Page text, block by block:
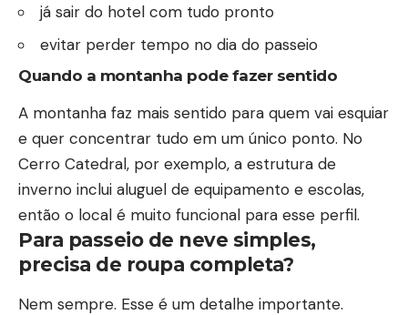
já sair do hotel com tudo pronto
evitar perder tempo no dia do passeio
Quando a montanha pode fazer sentido
A montanha faz mais sentido para quem vai esquiar
e quer concentrar tudo em um único ponto. No
Cerro Catedral, por exemplo, a estrutura de
inverno inclui aluguel de equipamento e escolas,
então o local é muito funcional para esse perfil.
Para passeio de neve simples,
precisa de roupa completa?
Nem sempre. Esse é um detalhe importante.